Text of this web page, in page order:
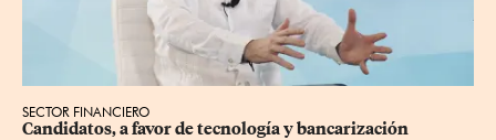
SECTOR FINANCIERO
Candidatos, a favor de tecnología y bancarización